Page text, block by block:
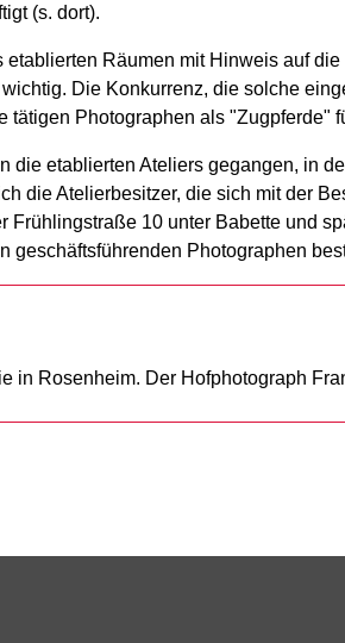
(s. dort).
Räumen mit Hinweis auf
Die Konkurrenz, die solche
tätigen Photographen als "Zugpferde"
die etablierten Ateliers gegangen, in
die Atelierbesitzer, die sich mit der
Frühlingstraße 10 unter Babette und
geschäftsführenden Photographen
in Rosenheim. Der Hofphotograph